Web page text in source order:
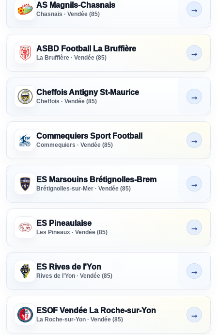
Tous AS Magnils-Chasnais
Chasnais · Vendée (85)
Non indiqué
→
ASBD Football La Bruffière
La Bruffière · Vendée (85)
Non indiqué
→
Cheffois Antigny St-Maurice
Cheffois · Vendée (85)
Non indiqué
→
Commequiers Sport Football
Commequiers · Vendée (85)
Non indiqué
→
ES Marsouins Brétignolles-Brem
Brétignolles-sur-Mer · Vendée (85)
Non indiqué
→
ES Pineaulaise
Les Pineaux · Vendée (85)
Non indiqué
→
ES Rives de l'Yon
Rives de l'Yon · Vendée (85)
Non indiqué
→
ESOF Vendée La Roche-sur-Yon
La Roche-sur-Yon · Vendée (85)
Non indiqué
→